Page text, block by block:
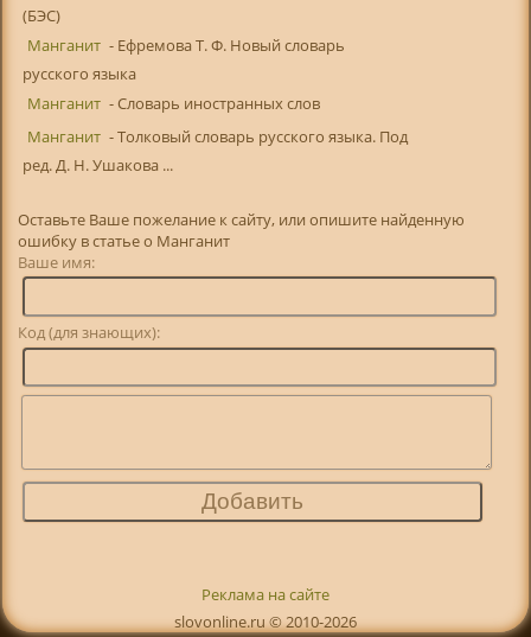
(БЭС)
Манганит - Ефремова Т. Ф. Новый словарь
русского языка
Манганит - Словарь иностранных слов
Манганит - Толковый словарь русского языка. Под
ред. Д. Н. Ушакова ...
Оставьте Ваше пожелание к сайту, или опишите найденную
ошибку в статье о Манганит
Ваше имя:
Код (для знающих):
Реклама на сайте
slovonline.ru © 2010-2026